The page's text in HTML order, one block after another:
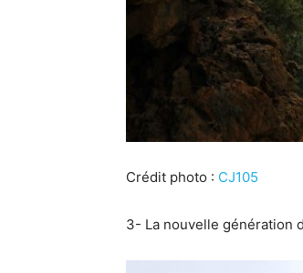
Crédit photo : CJ105
3- La nouvelle génération